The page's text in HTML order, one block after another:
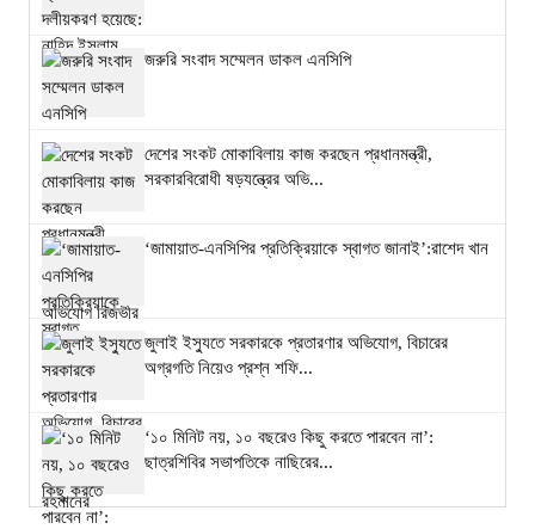
জরুরি সংবাদ সম্মেলন ডাকল এনসিপি
দেশের সংকট মোকাবিলায় কাজ করছেন প্রধানমন্ত্রী,
সরকারবিরোধী ষড়যন্ত্রের অভি...
‘জামায়াত-এনসিপির প্রতিক্রিয়াকে স্বাগত জানাই’:রাশেদ খান
জুলাই ইস্যুতে সরকারকে প্রতারণার অভিযোগ, বিচারের
অগ্রগতি নিয়েও প্রশ্ন শফি...
‘১০ মিনিট নয়, ১০ বছরেও কিছু করতে পারবেন না’:
ছাত্রশিবির সভাপতিকে নাছিরের...